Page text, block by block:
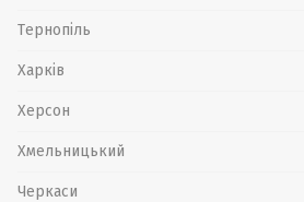
Тернопіль
Харків
Херсон
Хмельницький
Черкаси